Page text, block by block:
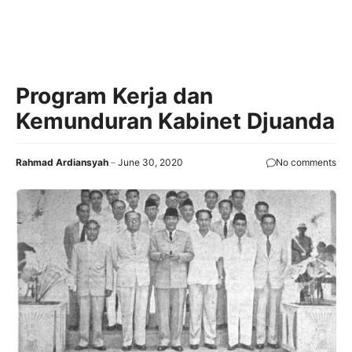
Program Kerja dan
Kemunduran Kabinet Djuanda
Rahmad Ardiansyah June 30, 2020 No comments